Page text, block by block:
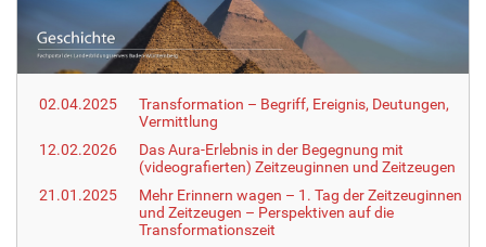
r
e
:
02.04.2025
Transformation – Begriff, Ereignis, Deutungen,
Vermittlung
12.02.2026
Das Aura-Erlebnis in der Begegnung mit
(videografierten) Zeitzeuginnen und Zeitzeugen
21.01.2025
Mehr Erinnern wagen – 1. Tag der Zeitzeuginnen
und Zeitzeugen – Perspektiven auf die
Transformationszeit